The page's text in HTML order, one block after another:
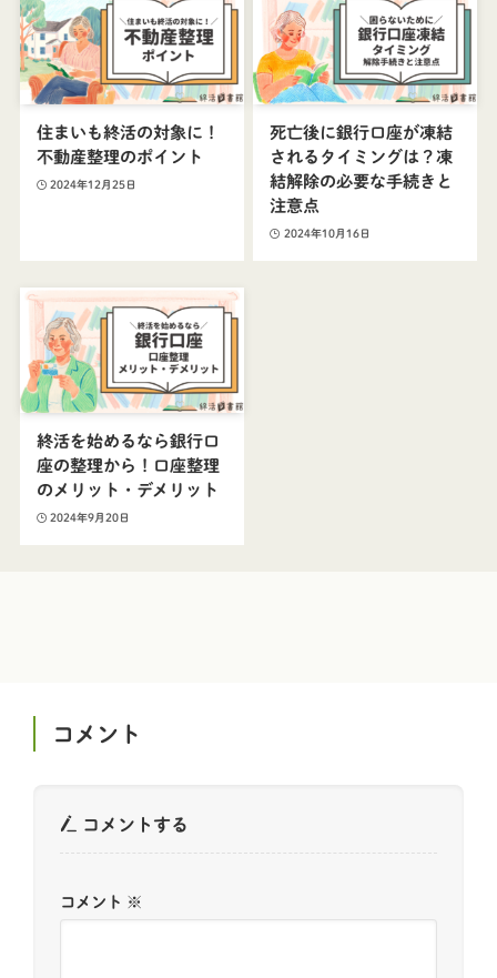
住まいも終活の対象に！
不動産整理のポイント
2024年12月25日
死亡後に銀行口座が凍結
されるタイミングは？凍
結解除の必要な手続きと
注意点
2024年10月16日
終活を始めるなら銀行口
座の整理から！口座整理
のメリット・デメリット
2024年9月20日
コメント
コメントする
コメント ※